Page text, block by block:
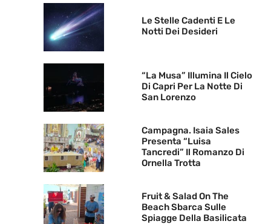
Le Stelle Cadenti E Le
Notti Dei Desideri
“La Musa” Illumina Il Cielo
Di Capri Per La Notte Di
San Lorenzo
Campagna. Isaia Sales
Presenta “Luisa
Tancredi” Il Romanzo Di
Ornella Trotta
Fruit & Salad On The
Beach Sbarca Sulle
Spiagge Della Basilicata